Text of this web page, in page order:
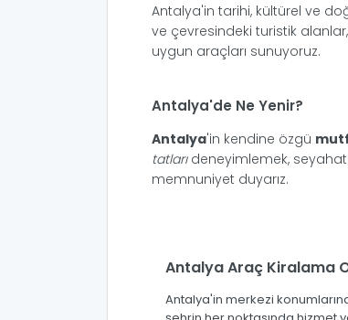
Antalya'in tarihi, kültürel ve
ve çevresindeki turistik
uygun araçları sunuyoruz.
Antalya'de Ne Yenir?
Antalya'in kendine özgü
tatlarıdeneyimlemek,
memnuniyet duyarız.
Antalya Araç Kiralama
Antalya'in merkezi